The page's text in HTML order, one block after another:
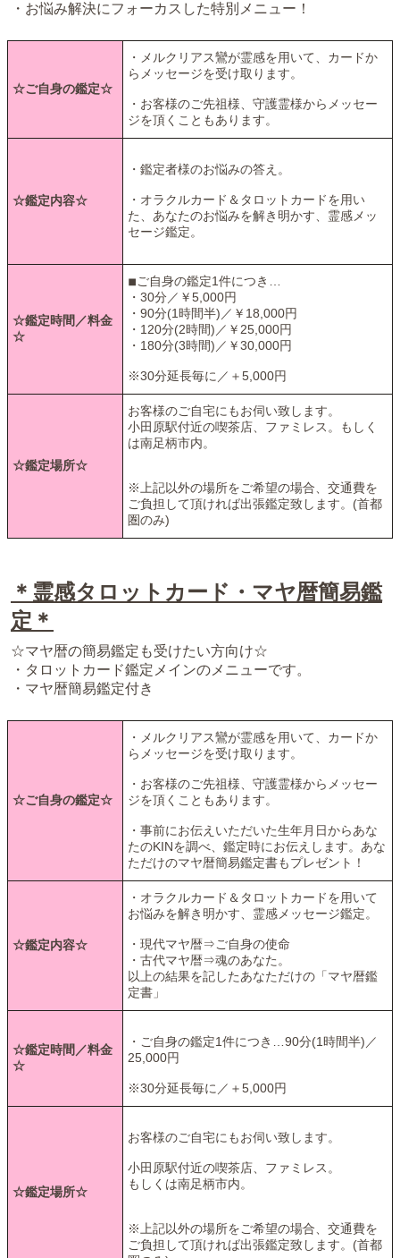
・お悩み解決にフォーカスした特別メニュー！
☆ご自身の鑑定☆
・メルクリアス鸞が霊感を用いて、カードか
らメッセージを受け取ります。
・お客様のご先祖様、守護霊様からメッセー
ジを頂くこともあります。
☆鑑定内容☆
・鑑定者様のお悩みの答え。
・オラクルカード＆タロットカードを用い
た、あなたのお悩みを解き明かす、霊感メッ
セージ鑑定。
☆鑑定時間／料金
☆
◾︎ご自身の鑑定1件につき…
・30分／￥5,000円
・90分(1時間半)／￥18,000円
・120分(2時間)／￥25,000円
・180分(3時間)／￥30,000円
※30分延長毎に／＋5,000円
☆鑑定場所☆
お客様のご自宅にもお伺い致します。
小田原駅付近の喫茶店、ファミレス。もしく
は南足柄市内。
※上記以外の場所をご希望の場合、交通費を
ご負担して頂ければ出張鑑定致します。(首都
圏のみ)
＊霊感タロットカード・マヤ暦簡易鑑
定＊
☆マヤ暦の簡易鑑定も受けたい方向け☆
・タロットカード鑑定メインのメニューです。
・マヤ暦簡易鑑定付き
☆ご自身の鑑定☆
・メルクリアス鸞が霊感を用いて、カードか
らメッセージを受け取ります。
・お客様のご先祖様、守護霊様からメッセー
ジを頂くこともあります。
・事前にお伝えいただいた生年月日からあな
たのKINを調べ、鑑定時にお伝えします。あな
ただけのマヤ暦簡易鑑定書もプレゼント！
☆鑑定内容☆
・オラクルカード＆タロットカードを用いて
お悩みを解き明かす、霊感メッセージ鑑定。
・現代マヤ暦⇒ご自身の使命
・古代マヤ暦⇒魂のあなた。
以上の結果を記したあなただけの「マヤ暦鑑
定書」
☆鑑定時間／料金
☆
・ご自身の鑑定1件につき…90分(1時間半)／
25,000円
※30分延長毎に／＋5,000円
☆鑑定場所☆
お客様のご自宅にもお伺い致します。
小田原駅付近の喫茶店、ファミレス。
もしくは南足柄市内。
※上記以外の場所をご希望の場合、交通費を
ご負担して頂ければ出張鑑定致します。(首都